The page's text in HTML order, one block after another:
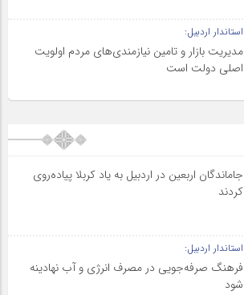
استاندار اردبیل:
مدیریت بازار و تامین نیازمندی‌های مردم اولویت‌
اصلی دولت است
جاماندگان اربعین در اردبیل به یاد کربلا پیاده‌روی
کردند
استاندار اردبیل:
فرهنگ صرفه‌جویی در مصرف انرژی و آب نهادینه
شود